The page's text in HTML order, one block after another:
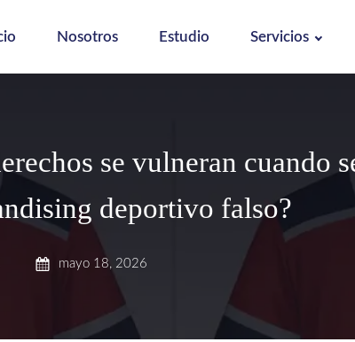
Nosotros Estudio Servicios
se vulneran cuando
deportivo falso?
mayo 18, 2026